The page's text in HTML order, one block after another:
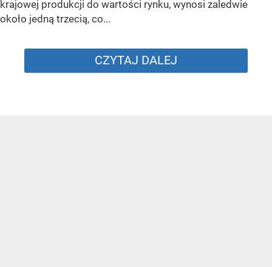
krajowej produkcji do wartości rynku, wynosi zaledwie
około jedną trzecią, co...
CZYTAJ DALEJ